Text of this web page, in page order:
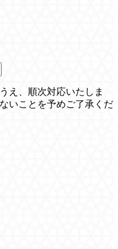
え、順次対応いたしま
いことを予めご了承くだ